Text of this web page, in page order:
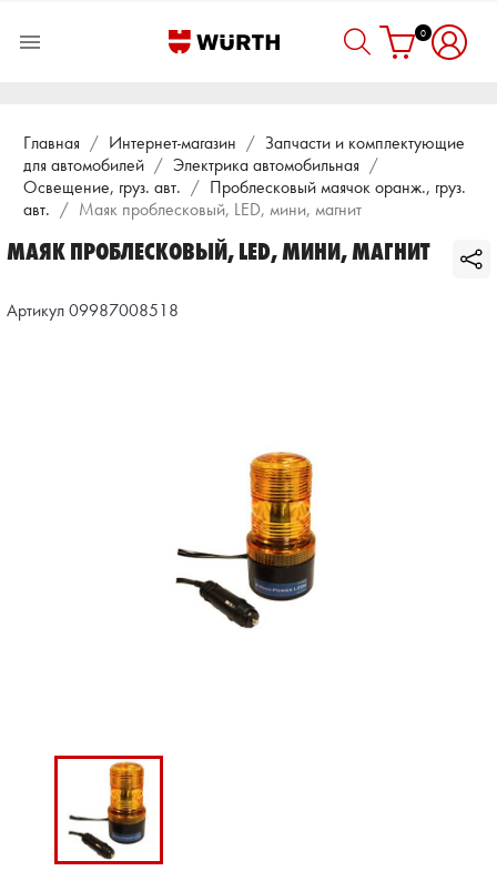
 0
Главная Интернет-магазин
Запчасти и комплектующие
для автомобилей
Электрика автомобильная
Освещение, груз. авт.
Проблесковый маячок оранж., груз.
авт.
Маяк проблесковый, LED, мини, магнит
МАЯК ПРОБЛЕСКОВЫЙ, LED, МИНИ, МАГНИТ
Артикул 09987008518